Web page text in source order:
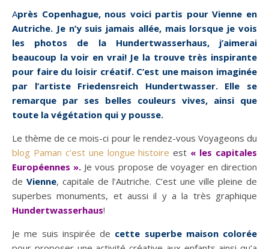
Après Copenhague, nous voici partis pour Vienne en
Autriche. Je n’y suis jamais allée, mais lorsque je vois
les photos de la Hundertwasserhaus, j’aimerai
beaucoup la voir en vrai! Je la trouve très inspirante
pour faire du loisir créatif. C’est une maison imaginée
par l’artiste Friedensreich Hundertwasser. Elle se
remarque par ses belles couleurs vives, ainsi que
toute la végétation qui y pousse.
Le thème de ce mois-ci pour le rendez-vous Voyageons du
blog Paman c’est une longue histoire est « les capitales
Européennes ». Je vous propose de voyager en direction
deVienne, capitale de l’Autriche. C’est une ville pleine de
superbes monuments, et aussi il y a la très graphique
Hundertwasserhaus!
Je me suis inspirée de cette superbe maison colorée